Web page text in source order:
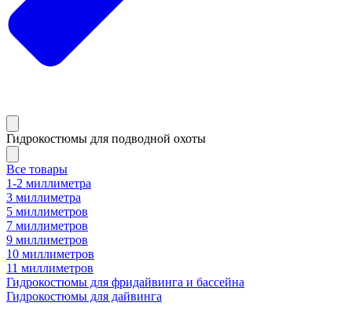
Гидрокостюмы для подводной охоты
Все товары
1-2 миллиметра
3 миллиметра
5 миллиметров
7 миллиметров
9 миллиметров
10 миллиметров
11 миллиметров
Гидрокостюмы для фридайвинга и бассейна
Гидрокостюмы для дайвинга